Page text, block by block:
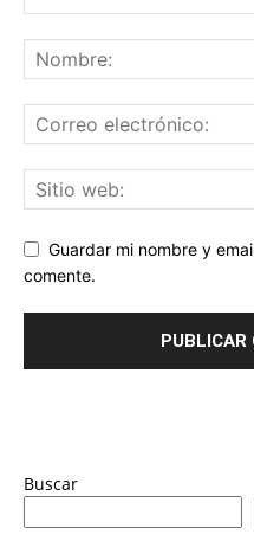
Guardar mi nombre y
comente.
Buscar